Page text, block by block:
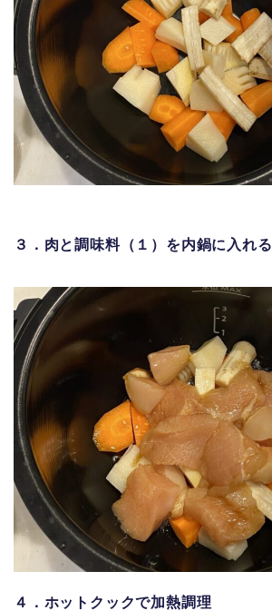
３．肉と調味料（１）を内鍋に入れる
４．ホットクックで加熱調理